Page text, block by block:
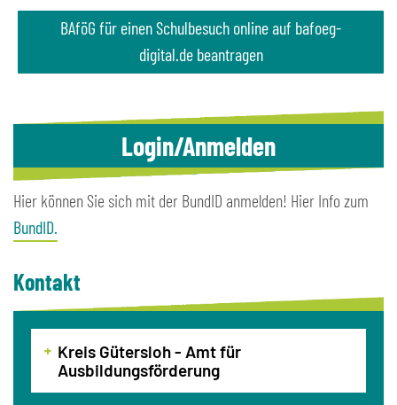
BAföG für einen Schulbesuch online auf bafoeg-
digital.de beantragen
Login/Anmelden
Hier können Sie sich mit der BundID anmelden! Hier Info zum
BundID.
Kontakt
Kreis Gütersloh - Amt für
Ausbildungsförderung